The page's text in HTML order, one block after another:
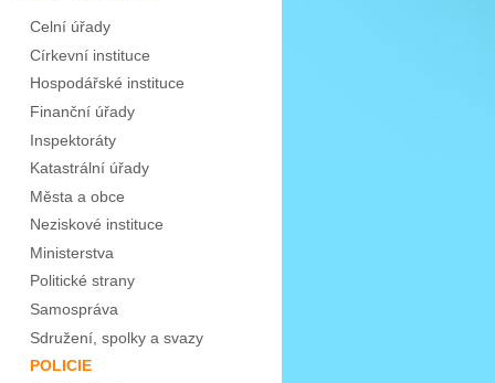
Celní úřady
Církevní instituce
Hospodářské instituce
Finanční úřady
Inspektoráty
Katastrální úřady
Města a obce
Neziskové instituce
Ministerstva
Politické strany
Samospráva
Sdružení, spolky a svazy
POLICIE